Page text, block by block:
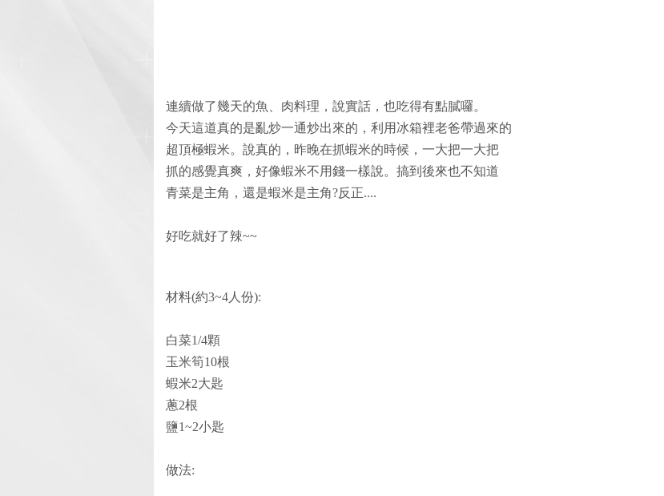
連續做了幾天的魚、肉料理，說實話，也吃得有點膩囉。
今天這道真的是亂炒一通炒出來的，利用冰箱裡老爸帶過來的
超頂極蝦米。說真的，昨晚在抓蝦米的時候，一大把一大把
抓的感覺真爽，好像蝦米不用錢一樣說。搞到後來也不知道
青菜是主角，還是蝦米是主角?反正....
好吃就好了辣~~
材料(約3~4人份):
白菜1/4顆
玉米筍10根
蝦米2大匙
蔥2根
鹽1~2小匙
做法: